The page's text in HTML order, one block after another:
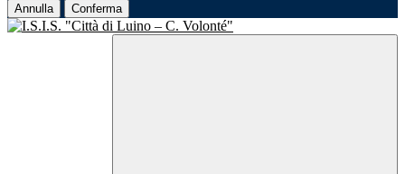
Annulla Conferma